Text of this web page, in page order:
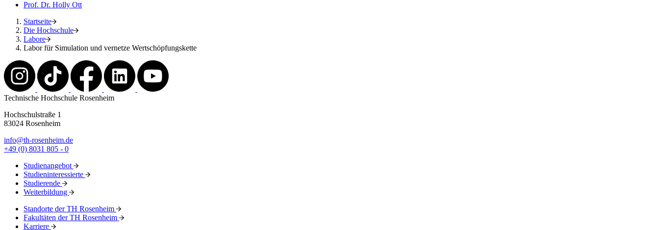
Prof. Dr. Holly Ott
Startseite
Die Hochschule
Labore
Labor für Simulation und vernetze Wertschöpfungskette
Technische Hochschule Rosenheim
Hochschulstraße 1
83024 Rosenheim
info@th-rosenheim.de
+49 (0) 8031 805 - 0
Studienangebot
Studieninteressierte
Studierende
Weiterbildung
Standorte der TH Rosenheim
Fakultäten der TH Rosenheim
Karriere